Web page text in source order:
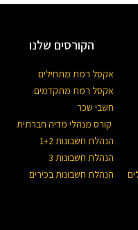
הקורסים שלנו
אקסל רמת מתחילים
אקסל רמת מתקדמים
חשבי שכר
קורס מנהלי מדיה חברתית
הנהלת חשבונות 1+2
הנהלת חשבונות 3
הנהלת חשבונות בכירים